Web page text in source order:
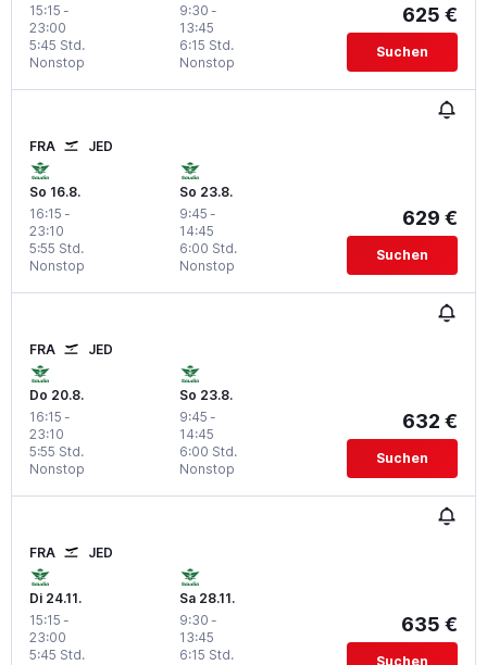
15:15 -
23:00
Nonstop
5:45 Std.
9:30 -
13:45
Nonstop
6:15 Std.
625 €
Suchen
FRA JED
So 16.8.
16:15 -
23:10
Nonstop
5:55 Std.
So 23.8.
9:45 -
14:45
Nonstop
6:00 Std.
629 €
Suchen
FRA JED
Do 20.8.
16:15 -
23:10
Nonstop
5:55 Std.
So 23.8.
9:45 -
14:45
Nonstop
6:00 Std.
632 €
Suchen
FRA JED
Di 24.11.
15:15 -
23:00
5:45 Std.
Sa 28.11.
9:30 -
13:45
6:15 Std.
635 €
Suchen